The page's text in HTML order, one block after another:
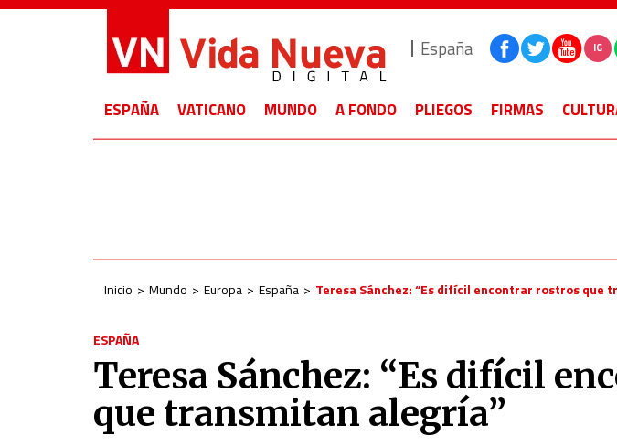
España IG
ESPAÑA VATICANO MUNDO A FONDO PLIEGOS FIRMAS
Inicio Mundo Europa España Teresa Sánchez: “Es difícil encontrar rostros que
ESPAÑA
Teresa Sánchez: “Es difícil
que transmitan alegría”